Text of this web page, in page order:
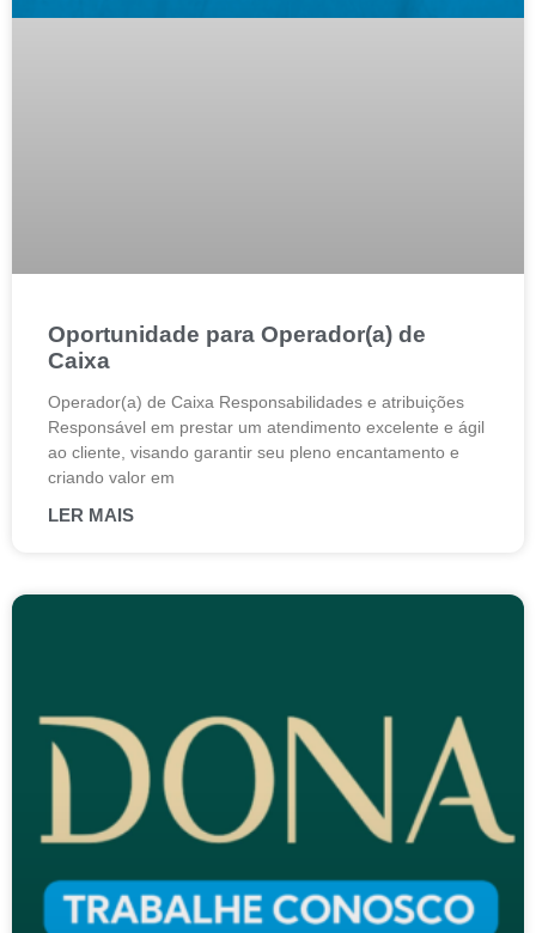
Oportunidade para Operador(a) de
Caixa
Operador(a) de Caixa Responsabilidades e atribuições
Responsável em prestar um atendimento excelente e ágil
ao cliente, visando garantir seu pleno encantamento e
criando valor em
LER MAIS